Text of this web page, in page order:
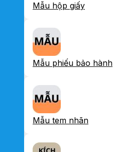
Mẫu hộp giấy
Mẫu phiếu bảo hành
Mẫu tem nhãn